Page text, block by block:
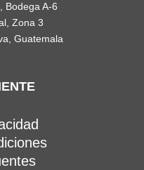
Bodega A-6
Zona 3
Guatemala